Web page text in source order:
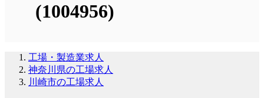
(1004956)
工場・製造業求人
神奈川県の工場求人
川崎市の工場求人